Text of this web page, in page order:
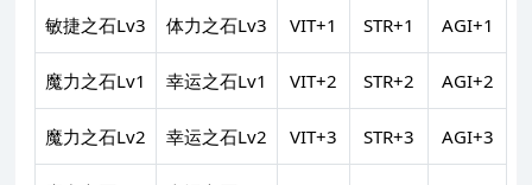
敏捷之石Lv3 体力之石Lv3 VIT+1 STR+1 AGI+1
魔力之石Lv1 幸运之石Lv1 VIT+2 STR+2 AGI+2
魔力之石Lv2 幸运之石Lv2 VIT+3 STR+3 AGI+3